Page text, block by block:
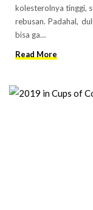
kolesterolnya tinggi,
rebusan. Padahal,
bisa ga…
Read More